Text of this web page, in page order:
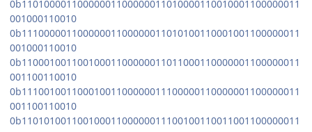
0b11010000110000001100000011010000110010001100000011
001000110010
0b11100000110000001100000011010100110001001100000011
001000110010
0b11000100110010001100000011011000110000001100000011
001100110010
0b11100100110001001100000011100000110000001100000011
001100110010
0b11010100110010001100000011100100110011001100000011